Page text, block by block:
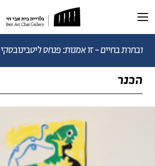
תערוכה וירטואלית
רכישת קטלוג
מאמרים ותכנים
מאמרים וכתבות
ובחרת בחיים - זו אמנות: פנחס ליטבינובסקי
הכנר